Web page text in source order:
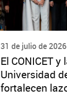
31 de julio de 2026
El CONICET y
Universidad
fortalecen